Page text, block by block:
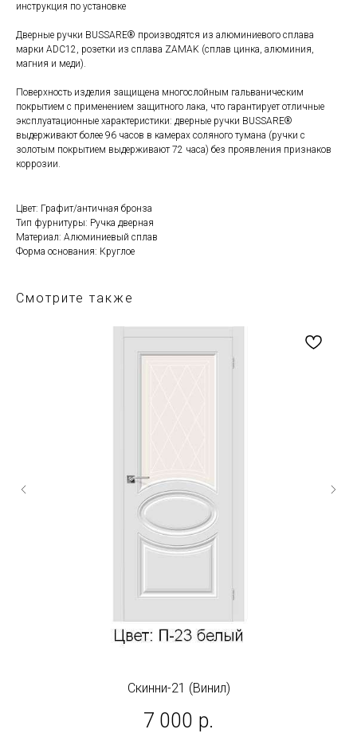
инструкция по установке
Дверные ручки BUSSARE® производятся из алюминиевого сплава
марки ADC12, розетки из сплава ZAMAK (сплав цинка, алюминия,
магния и меди).
Поверхность изделия защищена многослойным гальваническим
покрытием с применением защитного лака, что гарантирует отличные
эксплуатационные характеристики: дверные ручки BUSSARE®
выдерживают более 96 часов в камерах соляного тумана (ручки с
золотым покрытием выдерживают 72 часа) без проявления признаков
коррозии.
Цвет: Графит/античная бронза
Тип фурнитуры: Ручка дверная
Материал: Алюминиевый сплав
Форма основания: Круглое
Смотрите также
Скинни-21 (Винил)
7 000 р.